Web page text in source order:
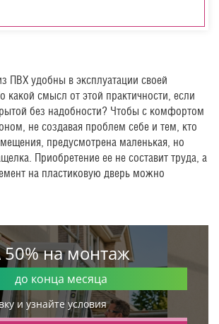
ПВХ удобны в эксплуатации своей
какой смысл от этой практичности, если
без надобности? Чтобы с комфортом
не создавая проблем себе и тем, кто
предусмотрена маленькая, но
Приобретение ее не составит труда, а
на пластиковую дверь можно
на монтаж
до конца месяца
и узнайте условия